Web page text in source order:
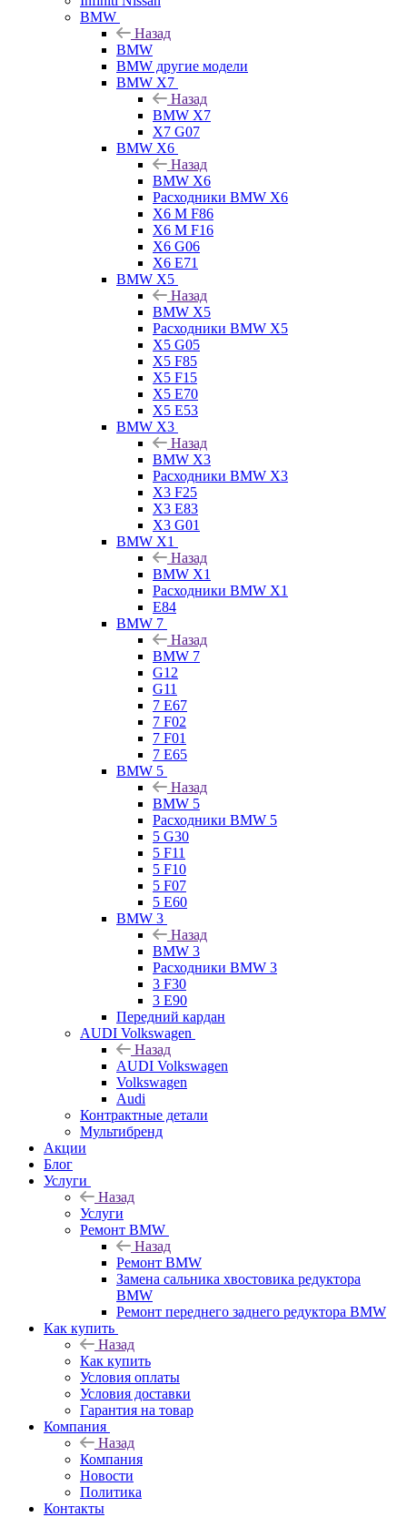
BMW
Назад
BMW
BMW другие модели
BMW X7
Назад
BMW X7
X7 G07
BMW X6
Назад
BMW X6
Расходники BMW X6
X6 M F86
X6 M F16
X6 G06
X6 E71
BMW X5
Назад
BMW X5
Расходники BMW X5
X5 G05
X5 F85
X5 F15
X5 E70
X5 E53
BMW X3
Назад
BMW X3
Расходники BMW X3
X3 F25
X3 E83
X3 G01
BMW X1
Назад
BMW X1
Расходники BMW X1
E84
BMW 7
Назад
BMW 7
G12
G11
7 Е67
7 F02
7 F01
7 E65
BMW 5
Назад
BMW 5
Расходники BMW 5
5 G30
5 F11
5 F10
5 F07
5 E60
BMW 3
Назад
BMW 3
Расходники BMW 3
3 F30
3 E90
Передний кардан
AUDI Volkswagen
Назад
AUDI Volkswagen
Volkswagen
Audi
Контрактные детали
Мультибренд
Акции
Блог
Услуги
Назад
Услуги
Ремонт BMW
Назад
Ремонт BMW
Замена сальника хвостовика редуктора
BMW
Ремонт переднего заднего редуктора BMW
Как купить
Назад
Как купить
Условия оплаты
Условия доставки
Гарантия на товар
Компания
Назад
Компания
Новости
Политика
Контакты